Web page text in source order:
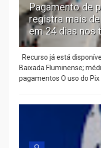
Pagamento de
registra mais
em 24 dias nos
Recurso já está
Baixada Fluminense;
pagamentos O uso do Pix